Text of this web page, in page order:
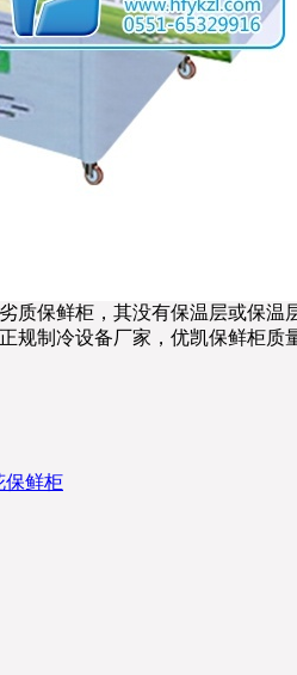
质保鲜柜，其没有保温层或保
规制冷设备厂家，优凯保鲜柜
保鲜柜